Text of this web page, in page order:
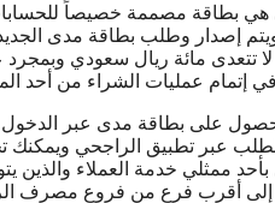
بطاقة مصممة خصيصاً
ويتم إصدار وطلب بطاقة مدى
لا تتعدى مائة ريال سعودي
إتمام عمليات الشراء من أحد
على بطاقة مدى عبر
عبر تطبيق الراجحي ويمكنك
ممثلي خدمة العملاء والذين
إلى أقرب فرع من فروع مصرف